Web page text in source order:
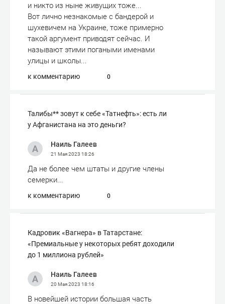
и никто из ныне живущих тоже...
Вот лично незнакомые с бандерой и
шухевичем на Украине, тоже примерно
такой аргумент приводят сейчас. И
называют этими погаными именами
улицы и школы...
к комментарию 0
Талибы** зовут к себе «Татнефть»: есть ли
у Афганистана на это деньги?
Наиль Галеев
21 Мая 2023 18:26
Да не более чем штаты и другие члены
семерки...
к комментарию 0
Кадровик «Вагнера» в Татарстане:
«Премиальные у некоторых ребят доходили
до 1 миллиона рублей»
Наиль Галеев
20 Мая 2023 18:16
В новейшей истории большая часть